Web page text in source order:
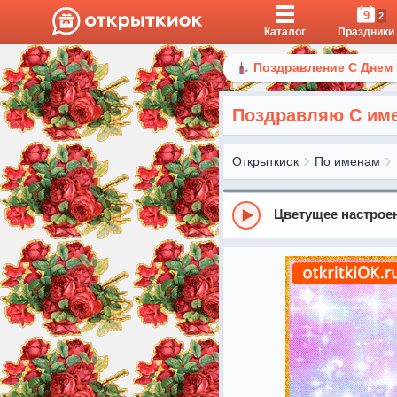
Каталог
9 2
Праздники
Поздравление С
Поздравляю С
Открыткиок По именам
Цветущее